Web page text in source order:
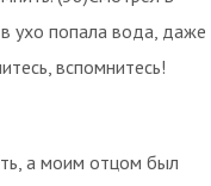
ухо попала вода, даже
вспомнитесь!
а моим отцом был